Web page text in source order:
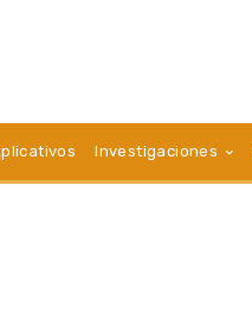
Investigaciones